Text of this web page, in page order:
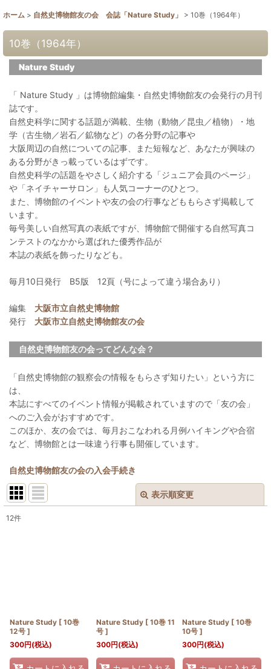
ホーム > 自然史博物館友の会 会誌「Nature Study」 > 10巻（1964年）
10巻（1964年）
Nature Study
「 Nature Study 」は博物館編集・自然史博物館友の会発行の月刊
誌です。
自然史科学に関する話題が満載、生物（動物／昆虫／植物）・地
学（古生物／岩石／鉱物など）の各分野の記事や
大阪周辺の自然についての記事、また短報など、あなたが興味の
ある分野がきっ載っているはずです。
自然史科学の話題をやさしく紹介する「ジュニア会員のページ」
や「ネイチャーサロン」も人気コーナーのひとつ。
また、博物館のイベントや友の会の行事などももらさず掲載して
います。
毎号美しい自然写真の表紙ですが、博物館で開催する自然写真コ
ンテストのなかから選ばれた優秀作品が
本誌の表紙を飾ったりなども。
毎月10日発行 B5版 12頁（号によって違う場合あり）
編集 大阪市立自然史博物館
発行 大阪市立自然史博物館友の会
自然史博物館友の会ってどんな会？
「自然史博物館の観察会の情報をもらさず知りたい」という方に
は、
本誌にすべてのイベント情報が掲載されていますので「友の会」
へのご入会がおすすめです。
このほか、友の会では、毎月おこなわれる月例ハイキングや合宿
など、博物館とは一味違う行事も開催しています。
自然史博物館友の会の入会手続き
表示順変更
12件
Nature Study [ 10巻
12号 ]
300円(税込)
Nature Study [ 10巻 11
号 ]
300円(税込)
Nature Study [ 10巻
10号 ]
300円(税込)